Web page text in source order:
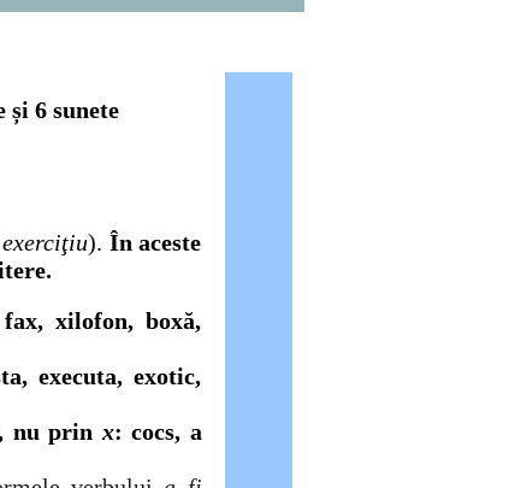
și 6 sunete
exerciţiu). În aceste
xilofon, boxă,
executa, exotic,
nu prin x: cocs, a